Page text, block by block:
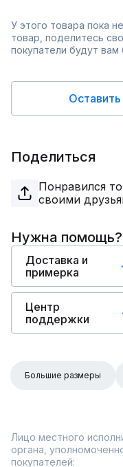
У этого товара пока
товар, поделитесь
покупатели будут вам
Поделиться
Понравился
своими
Нужна помощь?
Доставка и
примерка
Центр
поддержки
Большие размеры
Лицо местного
органа,
покупателей: